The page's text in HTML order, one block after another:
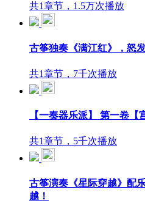
共1章节，1.5万次播放
古筝独奏《满江红》，怒
共1章节，7千次播放
【一奏器乐派】 第一卷【
共1章节，5千次播放
古筝演奏《星际穿越》配
越！